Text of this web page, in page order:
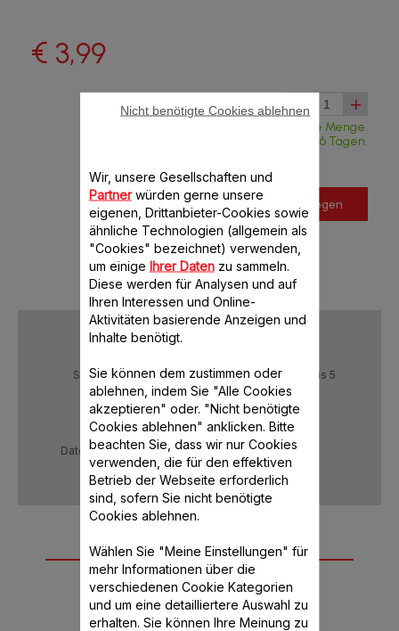
€ 3,99
- +
Verfügbare Menge.
Lieferung in weniger als 6 Tagen.
In den Warenkorb legen
Sichere Zahlung
Lieferzeiten: 4 bis 5
Werktage
Datenschutzrichtlinie AGB
Weiteres
empfohlenes
Zubehör
Wir, unsere Gesellschaften und
Partnerwürden gerne unsere
eigenen, Drittanbieter-Cookies sowie
ähnliche Technologien (allgemein als
"Cookies" bezeichnet) verwenden,
um einige Ihrer Datenzu sammeln.
Diese werden für Analysen und auf
Ihren Interessen und Online-
Aktivitäten basierende Anzeigen und
Inhalte benötigt.
Sie können dem zustimmen oder
ablehnen, indem Sie "Alle Cookies
akzeptieren" oder. "Nicht benötigte
Cookies ablehnen" anklicken. Bitte
beachten Sie, dass wir nur Cookies
verwenden, die für den effektiven
Betrieb der Webseite erforderlich
sind, sofern Sie nicht benötigte
Cookies ablehnen.
Wählen Sie "Meine Einstellungen" für
mehr Informationen über die
verschiedenen Cookie Kategorien
und um eine detailliertere Auswahl zu
erhalten. Sie können Ihre Meinung zu
Nicht benötigte Cookies ablehnen